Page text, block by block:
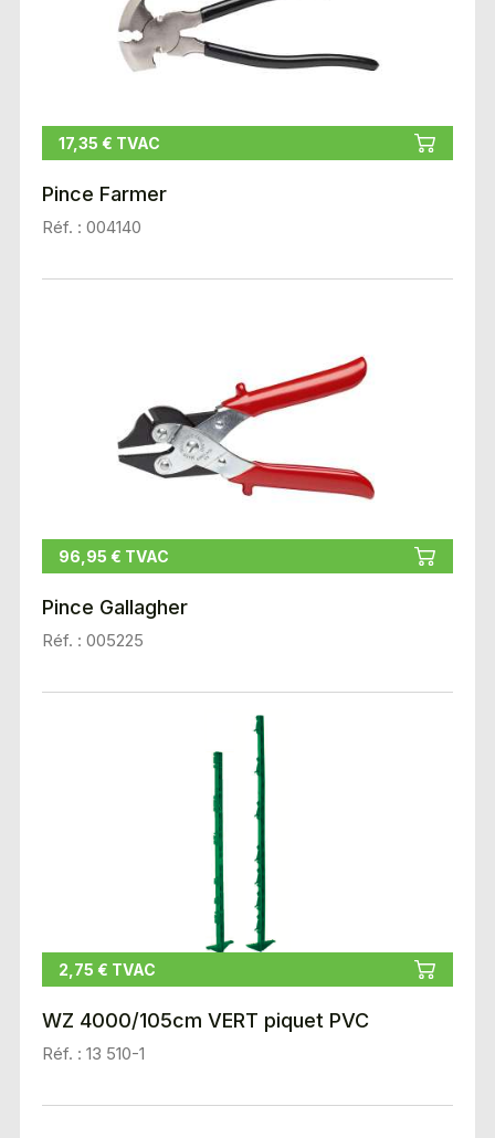
17,35 € TVAC
Pince Farmer
Réf. : 004140
96,95 € TVAC
Pince Gallagher
Réf. : 005225
2,75 € TVAC
WZ 4000/105cm VERT piquet PVC
Réf. : 13 510-1